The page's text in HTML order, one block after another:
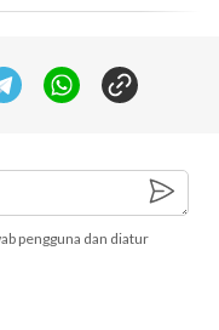
pengguna dan diatur